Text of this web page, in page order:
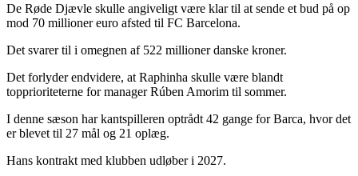
De Røde Djævle skulle angiveligt være klar til at sende et bud på op
mod 70 millioner euro afsted til FC Barcelona.
Det svarer til i omegnen af 522 millioner danske kroner.
Det forlyder endvidere, at Raphinha skulle være blandt
topprioriteterne for manager Rúben Amorim til sommer.
I denne sæson har kantspilleren optrådt 42 gange for Barca, hvor det
er blevet til 27 mål og 21 oplæg.
Hans kontrakt med klubben udløber i 2027.